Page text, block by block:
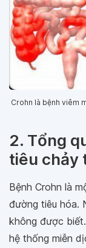
Crohn là bệnh viêm
2. Tổng
tiêu chảy
Bệnh Crohn là
đường tiêu hóa.
không được
hệ thống miễn